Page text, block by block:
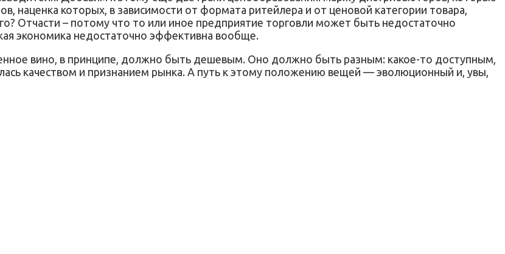
наценка которых, в зависимости от формата ритейлера и от ценовой категории товара,
Отчасти – потому что то или иное предприятие торговли может быть недостаточно
экономика недостаточно эффективна вообще.
вино, в принципе, должно быть дешевым. Оно должно быть разным: какое-то доступным,
качеством и признанием рынка. А путь к этому положению вещей — эволюционный и, увы,